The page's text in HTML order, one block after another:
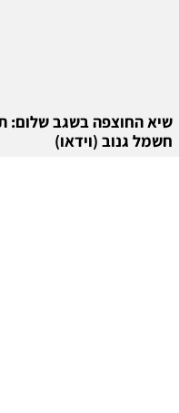
שיא החוצפה בשגב שלום:
חשמל גנוב (וידאו)